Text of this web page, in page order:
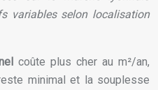
variables selon localisation
coûte plus cher au m²/an,
minimal et la souplesse